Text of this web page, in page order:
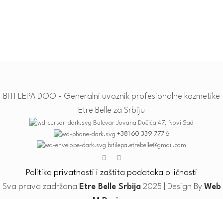
BITI LEPA DOO - Generalni uvoznik profesionalne kozmetike
Etre Belle za Srbiju
Bulevar Jovana Dučića 47, Novi Sad
+381 60 339 777 6
bitilepa.etrebelle@gmail.com
Politika privatnosti i zaštita podataka o ličnosti
Sva prava zadržana Etre Belle Srbija2025 | Design By Web